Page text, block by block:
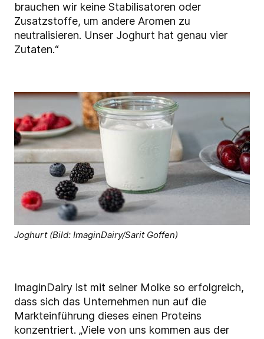
brauchen wir keine Stabilisatoren oder
Zusatzstoffe, um andere Aromen zu
neutralisieren. Unser Joghurt hat genau vier
Zutaten.“
Joghurt (Bild: ImaginDairy/Sarit Goffen)
ImaginDairy ist mit seiner Molke so erfolgreich,
dass sich das Unternehmen nun auf die
Markteinführung dieses einen Proteins
konzentriert. „Viele von uns kommen aus der